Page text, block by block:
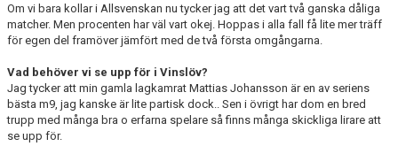
Om vi bara kollar i Allsvenskan nu tycker jag att det vart två ganska dåliga
matcher. Men procenten har väl vart okej. Hoppas i alla fall få lite mer träff
för egen del framöver jämfört med de två första omgångarna.
Vad behöver vi se upp för i Vinslöv?
Jag tycker att min gamla lagkamrat Mattias Johansson är en av seriens
bästa m9, jag kanske är lite partisk dock.. Sen i övrigt har dom en bred
trupp med många bra o erfarna spelare så finns många skickliga lirare att
se upp för.